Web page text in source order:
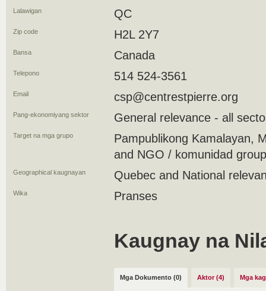
Lalawigan QC
Zip code H2L 2Y7
Bansa Canada
Telepono 514 524-3561
Email csp@centrestpierre.org
Pang-ekonomiyang sektor General relevance - all
Target na mga grupo
Pampublikong Kamalayan,
and NGO / komunidad
Geographical kaugnayan Quebec and National
Wika Pranses
Kaugnay na
Mga Dokumento (0) Aktor (4) Mga